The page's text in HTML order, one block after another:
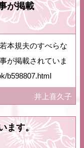
が掲載
本規夫のすべらな
が掲載されていま
b598807.html
井上喜久子
ます。